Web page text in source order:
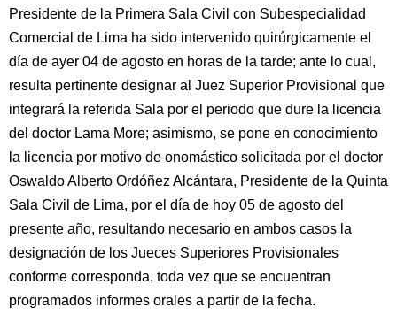
Presidente de la Primera Sala Civil con Subespecialidad
Comercial de Lima ha sido intervenido quirúrgicamente el
día de ayer 04 de agosto en horas de la tarde; ante lo cual,
resulta pertinente designar al Juez Superior Provisional que
integrará la referida Sala por el periodo que dure la licencia
del doctor Lama More; asimismo, se pone en conocimiento
la licencia por motivo de onomástico solicitada por el doctor
Oswaldo Alberto Ordóñez Alcántara, Presidente de la Quinta
Sala Civil de Lima, por el día de hoy 05 de agosto del
presente año, resultando necesario en ambos casos la
designación de los Jueces Superiores Provisionales
conforme corresponda, toda vez que se encuentran
programados informes orales a partir de la fecha.